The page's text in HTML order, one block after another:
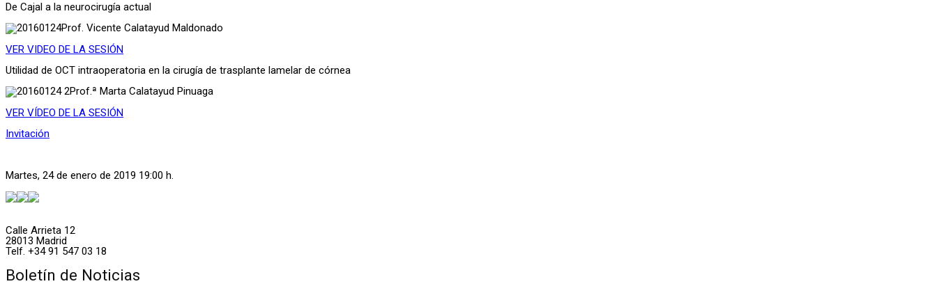
De Cajal a la neurocirugía actual
Prof. Vicente Calatayud Maldonado
VER VIDEO DE LA SESIÓN
Utilidad de OCT intraoperatoria en la cirugía de trasplante lamelar de córnea
Prof.ª Marta Calatayud Pinuaga
VER VÍDEO DE LA SESIÓN
Invitación
Martes, 24 de enero de 2019 19:00 h.
Calle Arrieta 12
28013 Madrid
Telf. +34 91 547 03 18
Boletín de Noticias